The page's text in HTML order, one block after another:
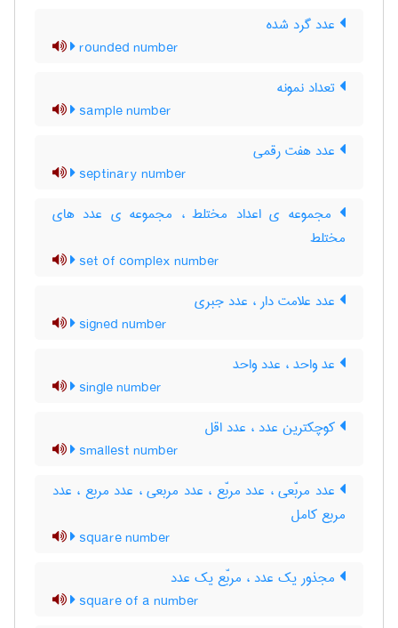
عدد گرد شده
rounded number
تعداد نمونه
sample number
عدد هفت رقمی
septinary number
مجموعه ی اعداد مختلط ، مجموعه ی عدد های
مختلط
set of complex number
عدد علامت دار ، عدد جبری
signed number
عد واحد ، عدد واحد
single number
کوچکترین عدد ، عدد اقل
smallest number
عدد مربّعی ، عدد مربّع ، عدد مربعی ، عدد مربع ، عدد
مربع کامل
square number
مجذور یک عدد ، مربّع یک عدد
square of a number